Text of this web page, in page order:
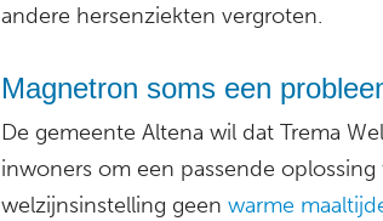
andere hersenziekten vergroten.
Magnetron soms een
De gemeente Altena wil dat Trema
inwoners om een passende
welzijnsinstelling geen warme